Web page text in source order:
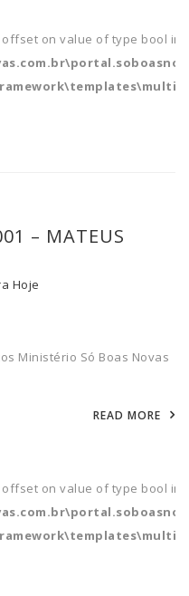
on value of type bool in
– MATEUS
Hoje
Ministério Só Boas Novas
READ MORE
on value of type bool in